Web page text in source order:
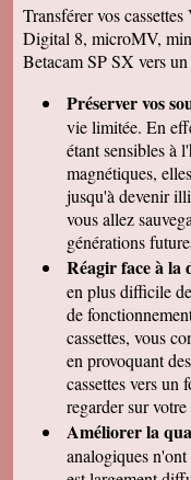
Virvée •
Bordeaux •
Porge •
Médard-
Seurin-sur-
Saint-Ciers-
Cadillac-
Soulac-sur-
Toulenne •
Foy-la-
de-Fronsac
Caillau •
Soudiac •
et-
Guizières •
Médoc •
Germain-
Cissac-
Preignac
Transférer vos
Digital 8, microMV,
Betacam SP SX vers
Préserver vos
vie limitée. En
étant sensibles à
magnétiques,
jusqu'à devenir
vous allez
générations
Réagir face à la
en plus difficile
de
cassettes, vous
en provoquant
cassettes vers un
regarder sur
Améliorer la
analogiques